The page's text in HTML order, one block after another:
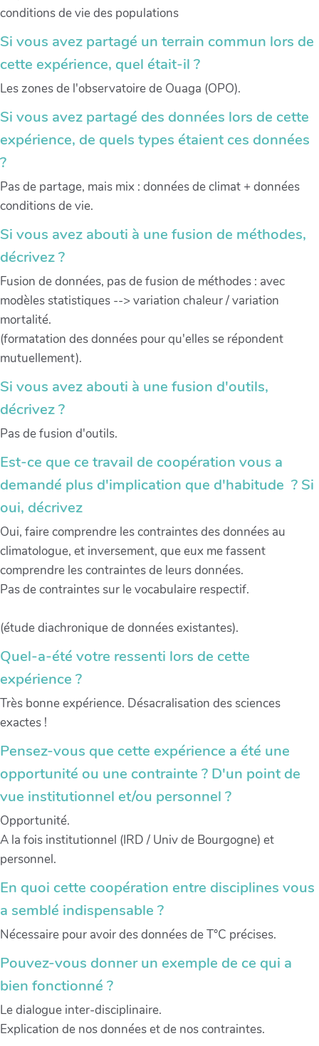
conditions de vie des populations
Si vous avez partagé un terrain commun lors de
cette expérience, quel était-il ?
Les zones de l'observatoire de Ouaga (OPO).
Si vous avez partagé des données lors de cette
expérience, de quels types étaient ces données
?
Pas de partage, mais mix : données de climat + données
conditions de vie.
Si vous avez abouti à une fusion de méthodes,
décrivez ?
Fusion de données, pas de fusion de méthodes : avec
modèles statistiques --> variation chaleur / variation
mortalité.
(formatation des données pour qu'elles se répondent
mutuellement).
Si vous avez abouti à une fusion d'outils,
décrivez ?
Pas de fusion d'outils.
Est-ce que ce travail de coopération vous a
demandé plus d'implication que d'habitude ? Si
oui, décrivez
Oui, faire comprendre les contraintes des données au
climatologue, et inversement, que eux me fassent
comprendre les contraintes de leurs données.
Pas de contraintes sur le vocabulaire respectif.
(étude diachronique de données existantes).
Quel-a-été votre ressenti lors de cette
expérience ?
Très bonne expérience. Désacralisation des sciences
exactes !
Pensez-vous que cette expérience a été une
opportunité ou une contrainte ? D'un point de
vue institutionnel et/ou personnel ?
Opportunité.
A la fois institutionnel (IRD / Univ de Bourgogne) et
personnel.
En quoi cette coopération entre disciplines vous
a semblé indispensable ?
Nécessaire pour avoir des données de T°C précises.
Pouvez-vous donner un exemple de ce qui a
bien fonctionné ?
Le dialogue inter-disciplinaire.
Explication de nos données et de nos contraintes.